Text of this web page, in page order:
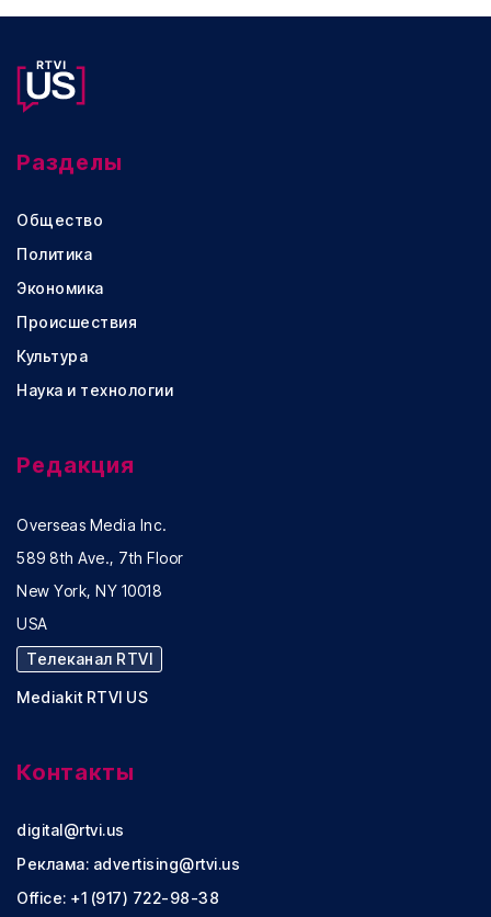
Разделы
Общество
Политика
Экономика
Происшествия
Культура
Наука и технологии
Редакция
Overseas Media Inc.
589 8th Ave., 7th Floor
New York, NY 10018
USA
Телеканал RTVI
Mediakit RTVI US
Контакты
digital@rtvi.us
Реклама: advertising@rtvi.us
Office: +1 (917) 722-98-38